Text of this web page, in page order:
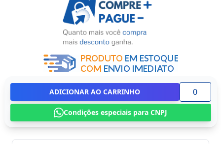
ADICIONAR AO CARRINHO
Condições especiais para CNPJ